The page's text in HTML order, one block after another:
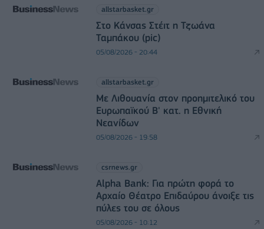
allstarbasket.gr
Στο Κάνσας Στέιτ η Τζωάνα
Ταμπάκου (pic)
05/08/2026 - 20:44
allstarbasket.gr
Με Λιθουανία στον προημιτελικό του
Ευρωπαϊκού Β' κατ. η Εθνική
Νεανίδων
05/08/2026 - 19:58
csrnews.gr
Alpha Bank: Για πρώτη φορά το
Αρχαίο Θέατρο Επιδαύρου άνοιξε τις
πύλες του σε όλους
05/08/2026 - 10:12